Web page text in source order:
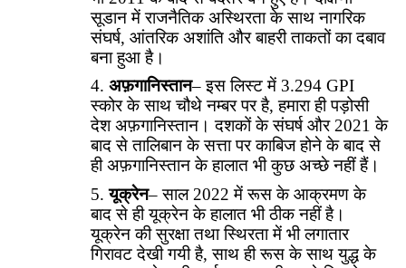
सूडान में राजनैतिक अस्थिरता के साथ नागरिक
संघर्ष, आंतरिक अशांति और बाहरी ताकतों का दबाव
बना हुआ है।
अफ़गानिस्तान– इस लिस्ट में 3.294 GPI
स्कोर के साथ चौथे नम्बर पर है, हमारा ही पड़ोसी
देश अफ़गानिस्तान। दशकों के संघर्ष और 2021 के
बाद से तालिबान के सत्ता पर काबिज होने के बाद से
ही अफ़गानिस्तान के हालात भी कुछ अच्छे नहीं हैं।
यूक्रेन– साल 2022 में रूस के आक्रमण के
बाद से ही यूक्रेन के हालात भी ठीक नहीं है।
यूक्रेन की सुरक्षा तथा स्थिरता में भी लगातार
गिरावट देखी गयी है, साथ ही रूस के साथ युद्ध के